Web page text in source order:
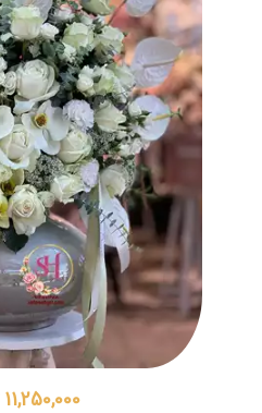
11,250,000 تومان